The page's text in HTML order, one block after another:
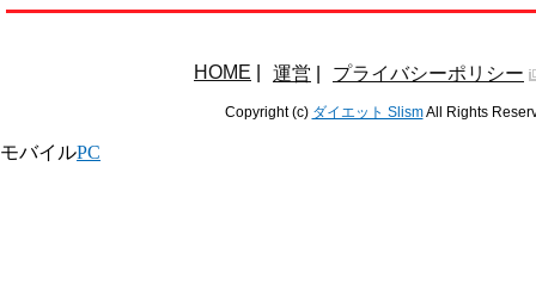
HOME 運営 プライバシーポリシー
Copyright (c) ダイエット SlismAll Rights
モバイルPC